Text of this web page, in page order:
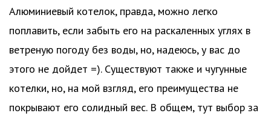
Алюминиевый котелок, правда, можно легко
поплавить, если забыть его на раскаленных углях в
ветреную погоду без воды, но, надеюсь, у вас до
этого не дойдет =). Существуют также и чугунные
котелки, но, на мой взгляд, его преимущества не
покрывают его солидный вес. В общем, тут выбор за